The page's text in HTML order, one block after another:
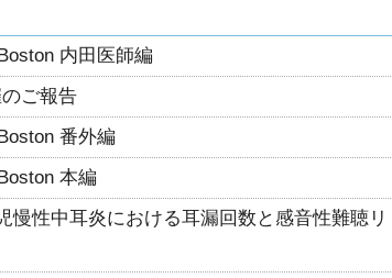
内田医師編
ご報告
番外編
本編
性中耳炎における耳漏回数と感音性難聴リ